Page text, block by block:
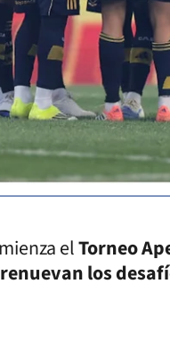
elTorneo
renuevan los